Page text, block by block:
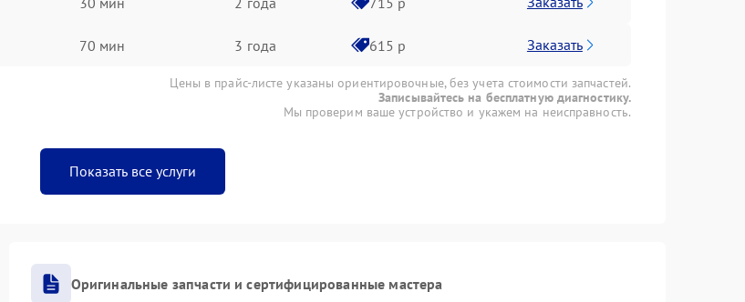
70 мин 3 года 615 р Заказать
Цены в прайс-листе указаны ориентировочные, без учета стоимости запчастей.
Записывайтесь на бесплатную диагностику.
Мы проверим ваше устройство и укажем на неисправность.
Показать все услуги
Оригинальные запчасти и сертифицированные мастера